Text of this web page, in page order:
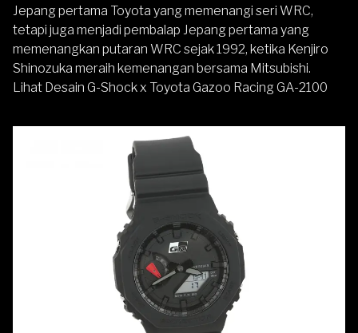
Jepang pertama Toyota yang memenangi seri WRC,
tetapi juga menjadi pembalap Jepang pertama yang
memenangkan putaran WRC sejak 1992, ketika Kenjiro
Shinozuka meraih kemenangan bersama Mitsubishi.
Lihat Desain G-Shock x Toyota Gazoo Racing GA-2100